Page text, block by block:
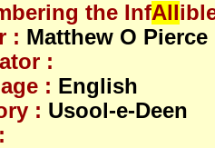
the InfAll
: Matthew O Pierce
:
: English
: Usool-e-Deen